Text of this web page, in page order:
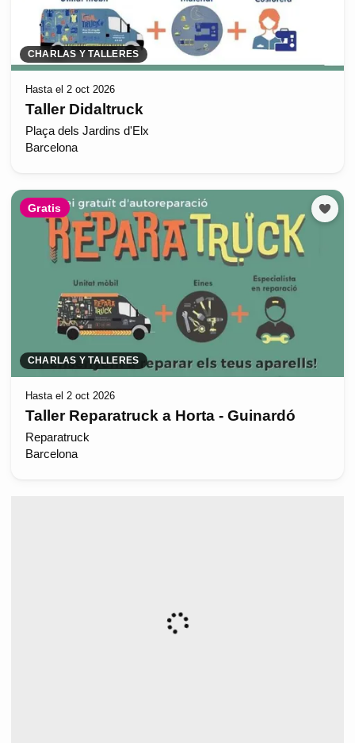
CHARLAS Y TALLERES
Hasta el 2 oct 2026
Taller Didaltruck
Plaça dels Jardins d'Elx
Barcelona
Gratis
CHARLAS Y TALLERES
Hasta el 2 oct 2026
Taller Reparatruck a Horta - Guinardó
Reparatruck
Barcelona